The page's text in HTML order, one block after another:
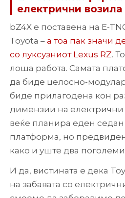
електрични возила
bZ4X е поставена на E-
Toyota – а тоа пак значи
со луксузниот Lexus RZ.
лоша работа. Самата
да биде целосно-
биде прилагодена кон
димензии на електрични
веќе планира еден седан
платформа, но
како и уште два
И да, вистината е дека
на забавата со